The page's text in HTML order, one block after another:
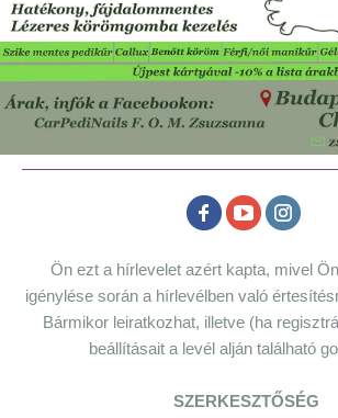
Ön ezt a hírlevelet azért kapta, mivel
igénylése során a hírlevélben való
Bármikor leiratkozhat, illetve (ha
beállításait a levél alján található
SZERKESZTŐSÉG